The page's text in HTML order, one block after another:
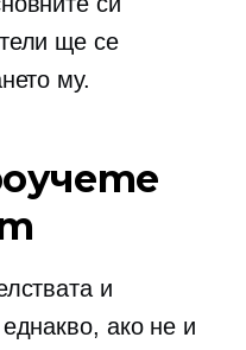
ще се
му.
и
ако не и